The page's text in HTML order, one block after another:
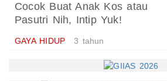
Cocok Buat Anak Kos atau
Pasutri Nih, Intip Yuk!
GAYA HIDUP 3 tahun